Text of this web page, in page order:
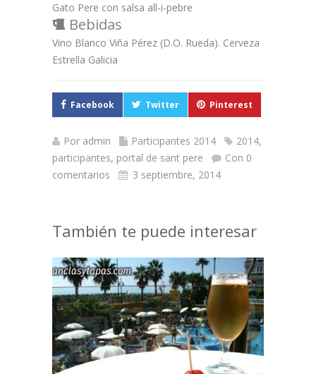
Gato Pere con salsa all-i-pebre
Bebidas
Vino Blanco Viña Pérez (D.O. Rueda). Cerveza
Estrella Galicia
Facebook Twitter Pinterest
Por admin Participantes 2014 2014,
participantes, portal de sant pere
Con 0
comentarios
3 septiembre, 2014
También te puede interesar